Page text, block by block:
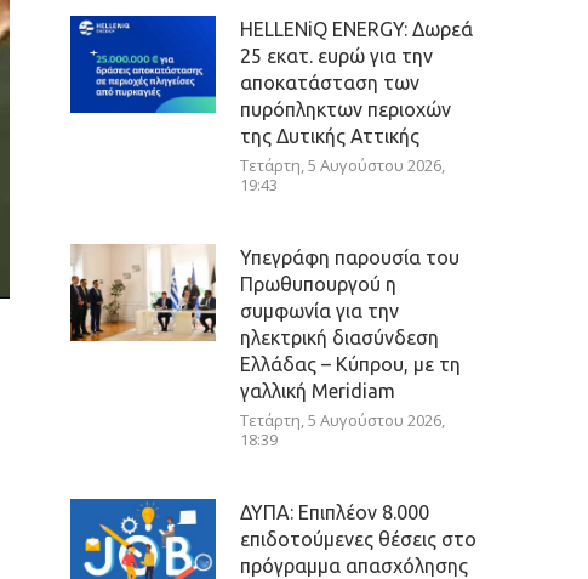
HELLENiQ ENERGY: Δωρεά
25 εκατ. ευρώ για την
αποκατάσταση των
πυρόπληκτων περιοχών
της Δυτικής Αττικής
Τετάρτη, 5 Αυγούστου 2026,
19:43
Υπεγράφη παρουσία του
Πρωθυπουργού η
συμφωνία για την
ηλεκτρική διασύνδεση
Ελλάδας – Κύπρου, με τη
γαλλική Meridiam
Τετάρτη, 5 Αυγούστου 2026,
18:39
ΔΥΠΑ: Επιπλέον 8.000
επιδοτούμενες θέσεις στο
πρόγραμμα απασχόλησης